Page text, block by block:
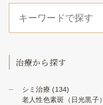
治療から探す
シミ治療 (134)
老人性色素斑（日光黒子）